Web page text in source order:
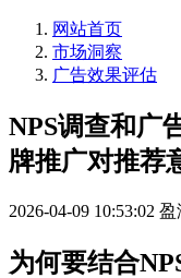
网站首页
市场洞察
广告效果评估
NPS调查和广
牌推广对推荐
2026-04-09 10:53:02 盈
为何要结合